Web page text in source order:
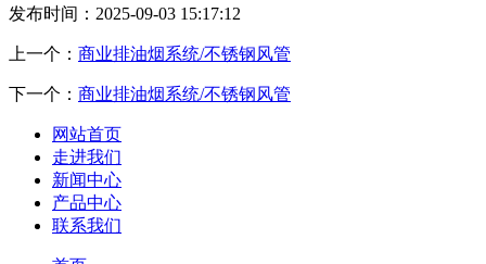
发布时间：2025-09-03 15:17:12
上一个： 商业排油烟系统/不锈钢风管
下一个： 商业排油烟系统/不锈钢风管
网站首页
走进我们
新闻中心
产品中心
联系我们